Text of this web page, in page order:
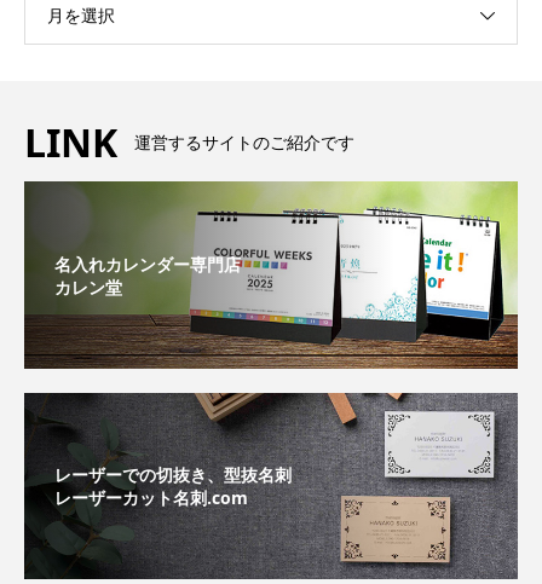
月を選択
LINK 運営するサイトのご紹介です
名入れカレンダー専門店
カレン堂
レーザーでの切抜き、型抜名刺
レーザーカット名刺.com